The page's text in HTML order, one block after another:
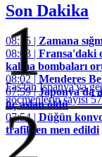
Son Dakika
08:15 | Zamana
08:03 | Fransa'daki
kalma bombaları
08:02 |Menderes
07:59 |Japonya'da
üç aslan öldü
07:54 | Düğün
trafikten men edildi
1
Fas'tan İspanya'ya
göçmenlerin sayısı
2